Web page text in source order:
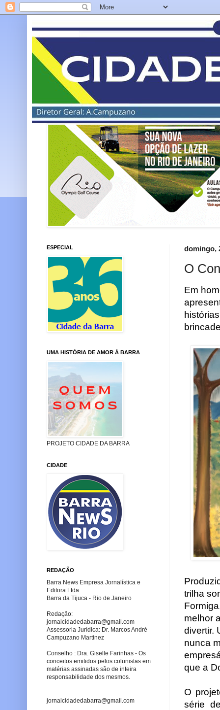
domingo,
O
Em
trilha
melhor
divertir.
nunca
que a
O
série
ESPECIAL
UMA HISTÓRIA DE AMOR À BARRA
PROJETO CIDADE DA BARRA
CIDADE
REDAÇÃO
Barra News Empresa Jornalística e
Editora Ltda.
Barra da Tijuca - Rio de Janeiro
Redação:
jornalcidadedabarra@gmail.com
Assessoria Jurídica: Dr. Marcos André
Campuzano Martinez
Conselho : Dra. Giselle Farinhas - Os
conceitos emitidos pelos colunistas em
matérias assinadas são de inteira
responsabilidade dos mesmos.
jornalcidadedabarra@gmail.com